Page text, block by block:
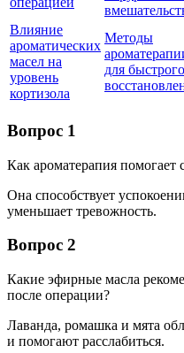
Влияние
ароматических
масел на
уровень
кортизола
Методы
для быстрого
Вопрос 1
Как ароматерапия помогает
Она способствует
уменьшает тревожность.
Вопрос 2
Какие эфирные масла
после операции?
Лаванда, ромашка и мята
и помогают расслабиться.